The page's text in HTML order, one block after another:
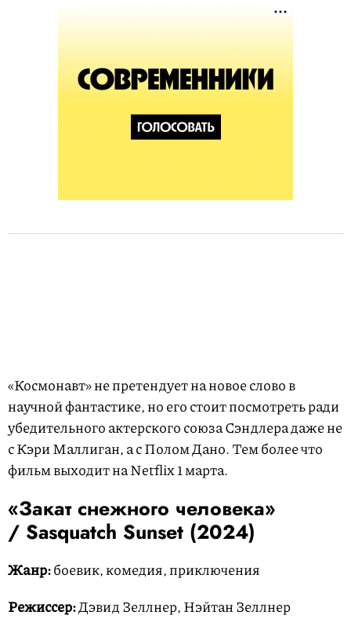
«Космонавт» не претендует на новое слово в
научной фантастике, но его стоит посмотреть ради
убедительного актерского союза Сэндлера даже не
с Кэри Маллиган, а с Полом Дано. Тем более что
фильм выходит на Netflix 1 марта.
«Закат снежного человека»
/ Sasquatch Sunset (2024)
Жанр:боевик, комедия, приключения
Режиссер:Дэвид Зеллнер, Нэйтан Зеллнер